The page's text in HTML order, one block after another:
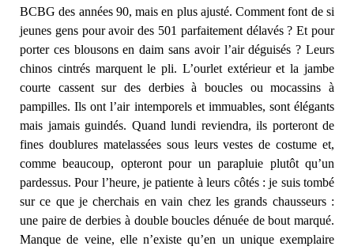
BCBG des années 90, mais en plus ajusté. Comment font de si
jeunes gens pour avoir des 501 parfaitement délavés ? Et pour
porter ces blousons en daim sans avoir l’air déguisés ? Leurs
chinos cintrés marquent le pli. L’ourlet extérieur et la jambe
courte cassent sur des derbies à boucles ou mocassins à
pampilles. Ils ont l’air intemporels et immuables, sont élégants
mais jamais guindés. Quand lundi reviendra, ils porteront de
fines doublures matelassées sous leurs vestes de costume et,
comme beaucoup, opteront pour un parapluie plutôt qu’un
pardessus. Pour l’heure, je patiente à leurs côtés : je suis tombé
sur ce que je cherchais en vain chez les grands chausseurs :
une paire de derbies à double boucles dénuée de bout marqué.
Manque de veine, elle n’existe qu’en un unique exemplaire